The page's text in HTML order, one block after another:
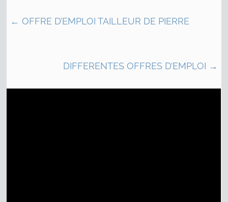
← OFFRE D’EMPLOI TAILLEUR DE PIERRE
DIFFERENTES OFFRES D’EMPLOI →